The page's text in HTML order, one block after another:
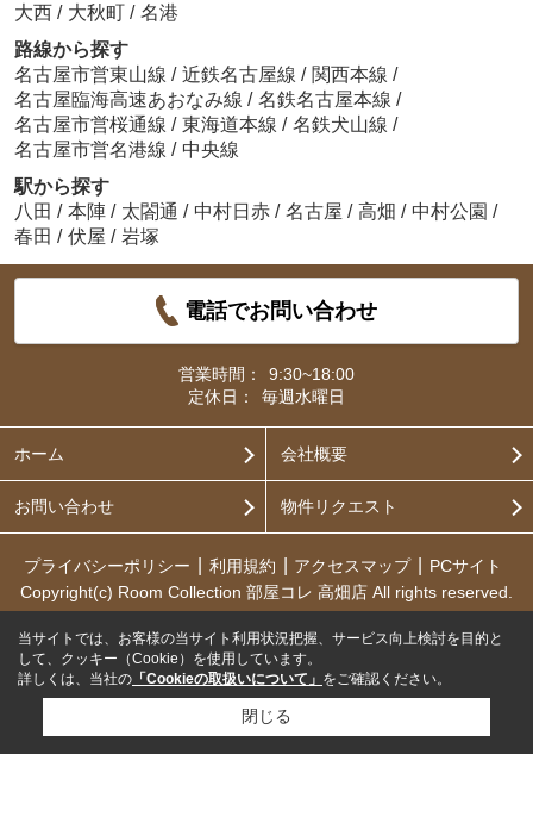
大西 / 大秋町 / 名港
路線から探す
名古屋市営東山線 / 近鉄名古屋線 / 関西本線 /
名古屋臨海高速あおなみ線 / 名鉄名古屋本線 /
名古屋市営桜通線 / 東海道本線 / 名鉄犬山線 /
名古屋市営名港線 / 中央線
駅から探す
八田 / 本陣 / 太閤通 / 中村日赤 / 名古屋 / 高畑 / 中村公園 /
春田 / 伏屋 / 岩塚
電話でお問い合わせ
営業時間：
9:30~18:00
定休日：
毎週水曜日
ホーム 会社概要
お問い合わせ 物件リクエスト
プライバシーポリシー 利用規約 アクセスマップ
PCサイト
Copyright(c) Room Collection 部屋コレ 高畑店 All rights reserved.
当サイトでは、お客様の当サイト利用状況把握、サービス向上検討を目的と
して、クッキー（Cookie）を使用しています。
詳しくは、当社の 「Cookieの取扱いについて」 をご確認ください。
閉じる